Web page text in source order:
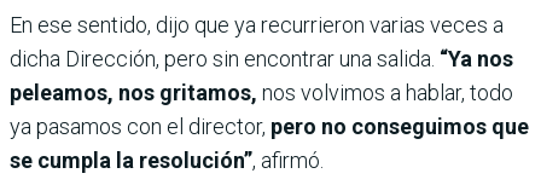
En ese sentido, dijo que ya recurrieron varias veces a
dicha Dirección, pero sin encontrar una salida. “Ya nos
peleamos, nos gritamos, nos volvimos a hablar, todo
ya pasamos con el director, pero no conseguimos que
se cumpla la resolución”, afirmó.